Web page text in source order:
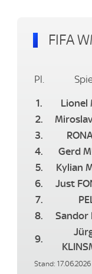
FIFA
Pl.
1.
Lionel
2.
3.
4.
Gerd
5.
Kylian
6.
Just
7.
8.
Sandor
9.
Stand: